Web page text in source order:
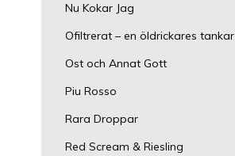
Nu Kokar Jag
Ofiltrerat – en öldrickares tankar
Ost och Annat Gott
Piu Rosso
Rara Droppar
Red Scream & Riesling